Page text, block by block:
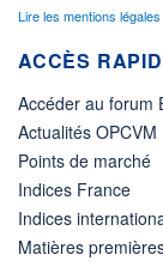
Lire les mentions
ACCÈS
Accéder au forum
Actualités OPCVM
Points de marché
Indices France
Indices
Matières